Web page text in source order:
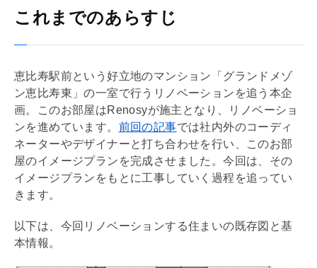
これまでのあらすじ
恵比寿駅前という好立地のマンション「グランドメゾ
ン恵比寿東」の一室で行う リノベーション を追う本企
画。このお部屋はRenosyが施主となり、
リノベーショ
ンを進めています。 前回の記事では社内外のコーディ
ネーターやデザイナーと打ち合わせを行い、このお部
屋のイメージプランを完成させました。今回は、その
イメージプランをもとに工事していく過程を追ってい
きます。
以下は、今回 リノベーションする住まいの既存図と基
本情報。